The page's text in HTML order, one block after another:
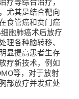
尤其是结合靶向
食管癌和贲门癌
胞肺癌术后放疗
理各种脑转移、
显提高患者生存
疗新技术，例如
等，对于放射
部放疗并发症处